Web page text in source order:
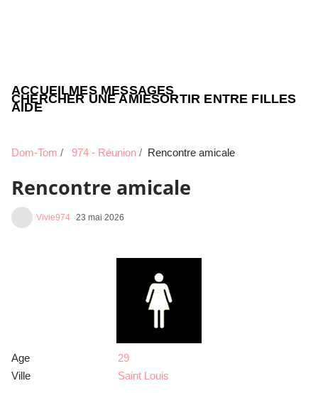
ACCUEILMES MESSAGES
CHERCHER UNE AMIESORTIR ENTRE FILLES
AIDE
Dom-Tom 974 - Réunion Rencontre amicale
Rencontre amicale
Vivie974 23 mai 2026
Age
29
Ville
Saint Louis